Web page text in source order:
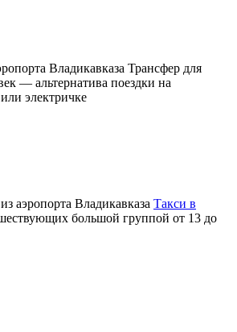
Владикавказа Трансфер для
— альтернатива поездки на
электричке
аэропорта Владикавказа Такси в
большой группой от 13 до